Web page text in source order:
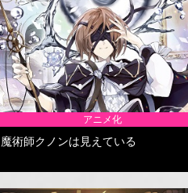
アニメ化
魔術師クノンは見えている